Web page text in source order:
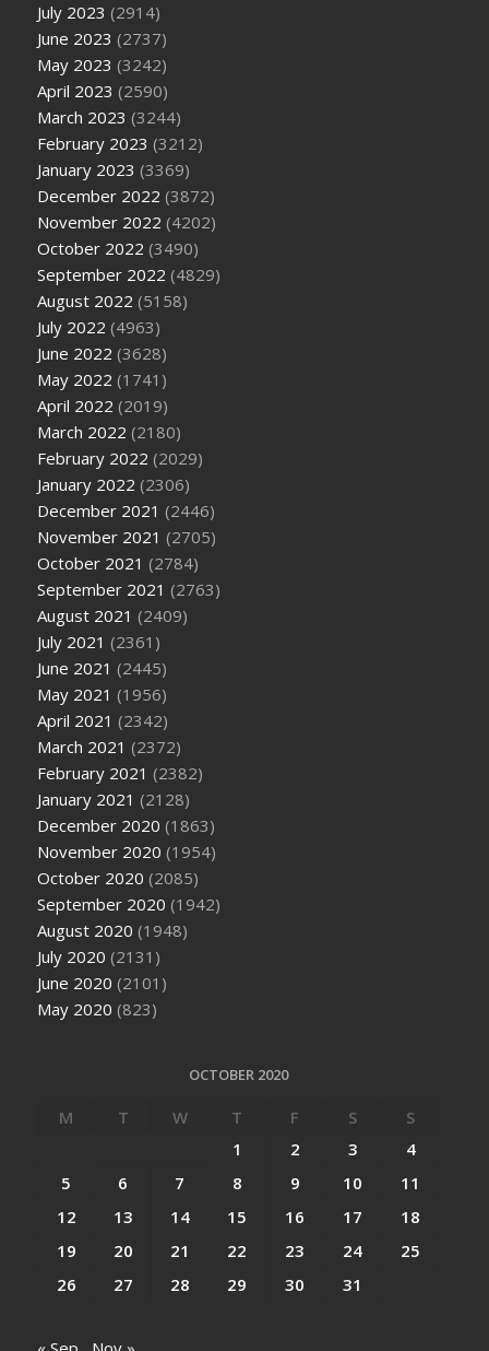
July 2023 (2914)
June 2023 (2737)
May 2023 (3242)
April 2023 (2590)
March 2023 (3244)
February 2023 (3212)
January 2023 (3369)
December 2022 (3872)
November 2022 (4202)
October 2022 (3490)
September 2022 (4829)
August 2022 (5158)
July 2022 (4963)
June 2022 (3628)
May 2022 (1741)
April 2022 (2019)
March 2022 (2180)
February 2022 (2029)
January 2022 (2306)
December 2021 (2446)
November 2021 (2705)
October 2021 (2784)
September 2021 (2763)
August 2021 (2409)
July 2021 (2361)
June 2021 (2445)
May 2021 (1956)
April 2021 (2342)
March 2021 (2372)
February 2021 (2382)
January 2021 (2128)
December 2020 (1863)
November 2020 (1954)
October 2020 (2085)
September 2020 (1942)
August 2020 (1948)
July 2020 (2131)
June 2020 (2101)
May 2020 (823)
OCTOBER 2020
M T W T F S
S
1
2 3
4
5
6 7 8 9 10
11
12
13 14 15 16 17
18
19
20 21 22 23 24
25
26
27 28 29 30 31